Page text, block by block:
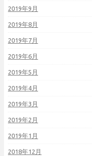
2019年9月
2019年8月
2019年7月
2019年6月
2019年5月
2019年4月
2019年3月
2019年2月
2019年1月
2018年12月